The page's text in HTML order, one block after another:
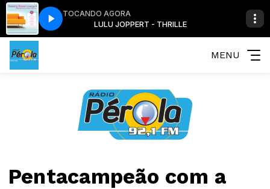
TOCANDO AGORA
LULU JOPPERT - THRILLE
MENU
Pentacampeão com a